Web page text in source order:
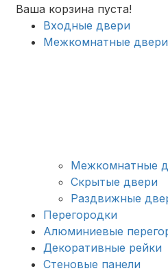
Ваша корзина пуста!
Входные двери
Межкомнатные двери
Межкомнатные
Скрытые двери
Раздвижные
Перегородки
Алюминиевые
Декоративные рейки
Стеновые панели